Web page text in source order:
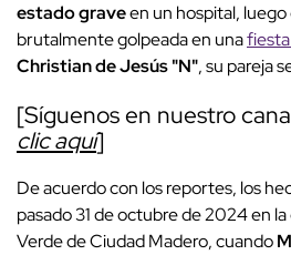
estado graveen un hospital,
brutalmente golpeada en una
Christian de Jesús "N", su pareja
[Síguenos en nuestro
clic aquí]
De acuerdo con los reportes, los
pasado 31 de octubre de 2024 en
Verde de Ciudad Madero, cuando